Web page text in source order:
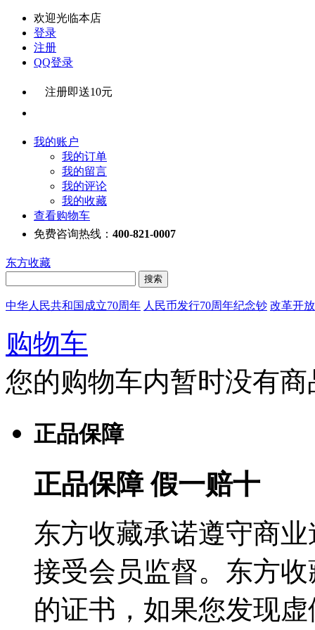
欢迎光临本店
登录
注册
QQ登录
注册即送10元
我的账户
我的订单
我的留言
我的评论
我的收藏
查看购物车
免费咨询热线： 400-821-0007
东方收藏
中华人民共和国成立70周年 人民币发行70周年纪念钞 改革开
购物车
您的购物车内暂时没有商
正品保障
正品保障 假一赔十
东方收藏承诺遵守商
接受会员监督。东方
的证书，如果您发现